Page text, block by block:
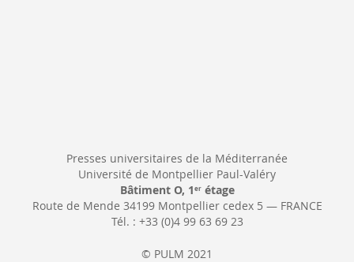
Presses universitaires de la Méditerranée
Université de Montpellier Paul-Valéry
Bâtiment O, 1 erétage
Route de Mende 34199 Montpellier cedex 5 — FRANCE
Tél. : +33 (0)4 99 63 69 23
© PULM 2021